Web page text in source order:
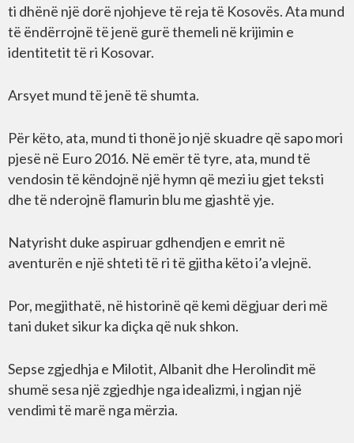
ti dhënë një dorë njohjeve të reja të Kosovës. Ata mund
të ëndërrojnë të jenë gurë themeli në krijimin e
identitetit të ri Kosovar.
Arsyet mund të jenë të shumta.
Për këto, ata, mund ti thonë jo një skuadre që sapo mori
pjesë në Euro 2016. Në emër të tyre, ata, mund të
vendosin të këndojnë një hymn që mezi iu gjet teksti
dhe të nderojnë flamurin blu me gjashtë yje.
Natyrisht duke aspiruar gdhendjen e emrit në
aventurën e një shteti të ri të gjitha këto i’a vlejnë.
Por, megjithatë, në historinë që kemi dëgjuar deri më
tani duket sikur ka diçka që nuk shkon.
Sepse zgjedhja e Milotit, Albanit dhe Herolindit më
shumë sesa një zgjedhje nga idealizmi, i ngjan një
vendimi të marë nga mërzia.